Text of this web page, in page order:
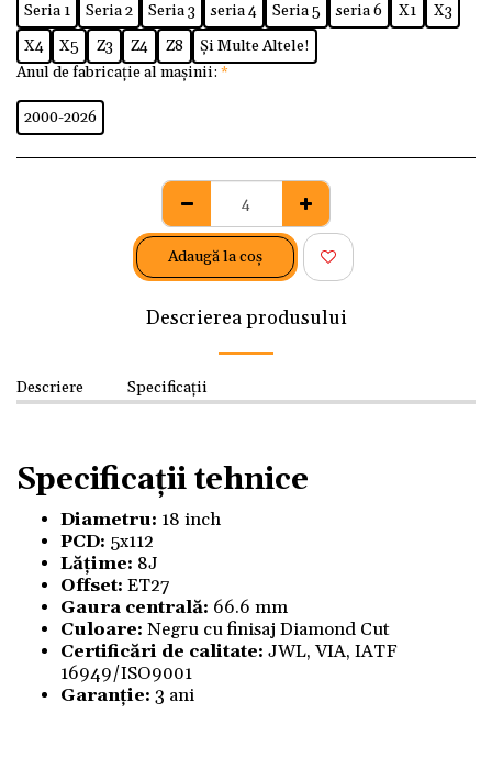
Seria 1 Seria 2 Seria 3 seria 4 Seria 5 seria 6 X1
X3
X4
X5 Z3 Z4 Z8
Și Multe Altele!
Anul de fabricație al mașinii: *
2000-2026
Adaugă la coş
Descrierea produsului
Descriere Specificații
Specificații tehnice
Diametru: 18 inch
PCD: 5x112
Lățime: 8J
Offset: ET27
Gaura centrală: 66.6 mm
Culoare: Negru cu finisaj Diamond Cut
Certificări de calitate: JWL, VIA, IATF
16949/ISO9001
Garanție: 3 ani